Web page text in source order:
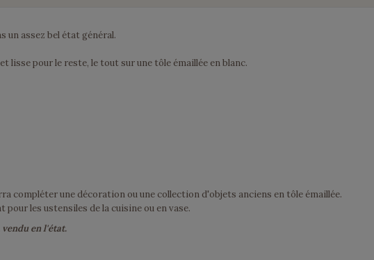
un assez bel état général.
lisse pour le reste, le tout sur une tôle émaillée en blanc.
compléter une décoration ou une collection d'objets anciens en tôle émaillée.
les ustensiles de la cuisine ou en vase.
en l'état.